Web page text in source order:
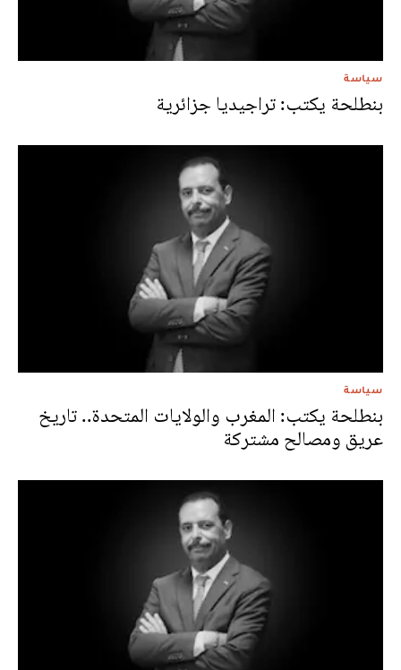
سياسة
بنطلحة يكتب: تراجيديا جزائرية
سياسة
بنطلحة يكتب: المغرب والولايات المتحدة.. تاريخ
عريق ومصالح مشتركة